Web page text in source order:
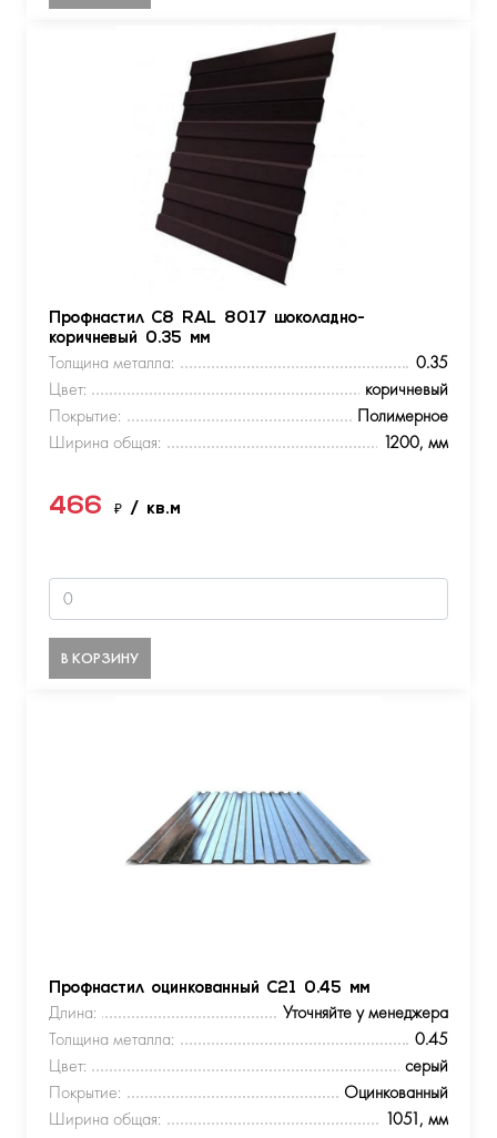
Профнастил С8 RAL 8017 шоколадно-
коричневый 0.35 мм
Толщина металла:
0.35
Цвет:
коричневый
Покрытие:
Полимерное
Ширина общая:
1200, мм
466 ₽ / кв.м
В КОРЗИНУ
Профнастил оцинкованный С21 0.45 мм
Длина:
Уточняйте у менеджера
Толщина металла:
0.45
Цвет:
серый
Покрытие:
Оцинкованный
Ширина общая:
1051, мм